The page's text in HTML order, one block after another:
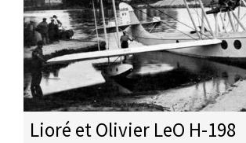
Lioré et Olivier LeO H-198